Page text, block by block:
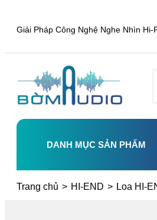
Giải Pháp Công Nghệ Nghe Nhìn Hi-
DANH MỤC SẢN PHẨM
Select
Trang chủ > HI-END > Loa HI-